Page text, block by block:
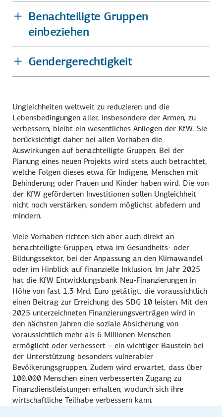
Benachteiligte Gruppen
einbeziehen
Gendergerechtigkeit
Ungleichheiten weltweit zu reduzieren und die
Lebensbedingungen aller, insbesondere der Armen, zu
verbessern, bleibt ein wesentliches Anliegen der KfW. Sie
berücksichtigt daher bei allen Vorhaben die
Auswirkungen auf benachteiligte Gruppen. Bei der
Planung eines neuen Projekts wird stets auch betrachtet,
welche Folgen dieses etwa für Indigene, Menschen mit
Behinderung oder Frauen und Kinder haben wird. Die von
der KfW geförderten Investitionen sollen Ungleichheit
nicht noch verstärken, sondern möglichst abfedern und
mindern.
Viele Vorhaben richten sich aber auch direkt an
benachteiligte Gruppen, etwa im Gesundheits- oder
Bildungssektor, bei der Anpassung an den Klimawandel
oder im Hinblick auf finanzielle Inklusion. Im Jahr 2025
hat die KfW Entwicklungsbank Neu-Finanzierungen in
Höhe von fast 1,3 Mrd. Euro getätigt, die voraussichtlich
einen Beitrag zur Erreichung des SDG 10 leisten. Mit den
2025 unterzeichneten Finanzierungsverträgen wird in
den nächsten Jahren die soziale Absicherung von
voraussichtlich mehr als 6 Millionen Menschen
ermöglicht oder verbessert – ein wichtiger Baustein bei
der Unterstützung besonders vulnerabler
Bevölkerungsgruppen. Zudem wird erwartet, dass über
100.000 Menschen einen verbesserten Zugang zu
Finanzdienstleistungen erhalten, wodurch sich ihre
wirtschaftliche Teilhabe verbessern kann.